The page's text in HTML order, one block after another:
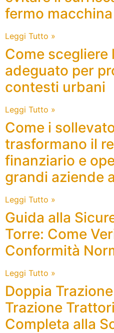
fermo
Leggi Tutto »
Come scegliere
adeguato per
contesti urbani
Leggi Tutto »
Come i
trasformano il
finanziario e
grandi aziende
Leggi Tutto »
Guida alla
Torre: Come
Conformità
Leggi Tutto »
Doppia
Trazione
Completa alla